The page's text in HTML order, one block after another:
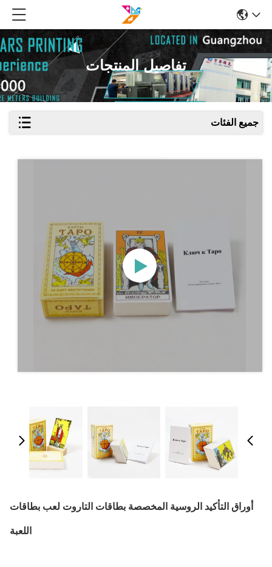
تفاصيل المنتجات
جميع الفئات
أوراق التأكيد الروسية المخصصة بطاقات التاروت لعب بطاقات
اللعبة